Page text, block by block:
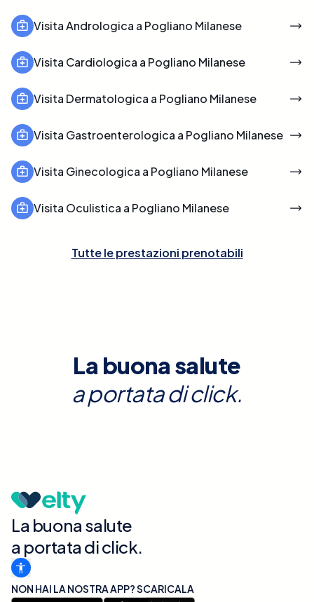
Visita Andrologica a Pogliano Milanese
Visita Cardiologica a Pogliano Milanese
Visita Dermatologica a Pogliano Milanese
Visita Gastroenterologica a Pogliano Milanese
Visita Ginecologica a Pogliano Milanese
Visita Oculistica a Pogliano Milanese
Tutte le prestazioni prenotabili
La buona salute
a portata di click.
La buona salute
a portata di click.
NON HAI LA NOSTRA APP? SCARICALA